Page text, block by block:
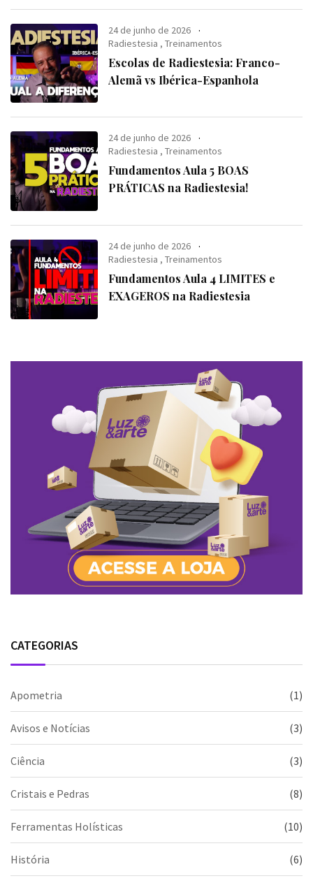
24 de junho de 2026
Radiestesia ,Treinamentos
Escolas de Radiestesia: Franco-
Alemã vs Ibérica-Espanhola
24 de junho de 2026
Radiestesia ,Treinamentos
Fundamentos Aula 5 BOAS
PRÁTICAS na Radiestesia!
24 de junho de 2026
Radiestesia ,Treinamentos
Fundamentos Aula 4 LIMITES e
EXAGEROS na Radiestesia
CATEGORIAS
Apometria (1)
Avisos e Notícias (3)
Ciência (3)
Cristais e Pedras (8)
Ferramentas Holísticas (10)
História (6)